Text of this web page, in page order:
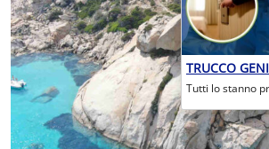
TRUCCO
Tutti lo stanno